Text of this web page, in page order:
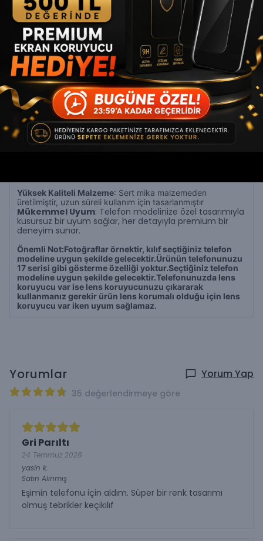
hızlı hale getirir.
Üstün Koruma: Telefonunuzu darbelere, çizilmelere ve
günlük aşınmalara karşı tam koruma sağlar, premium
kaliteyle güven verir.Lens koruyucusu ile kameranızı
koru.rTelefonunuzda lens koruyucu var ise lens
koruyucunuzu çıkararak kullanmanız gerekir ürün lens
korumalı olduğu için lens koruyucu var iken uyum
sağlamaz.
Ergonomik Tuş Kullanımı: Aksiyon tuşu kısmı açık
tasarımı ve hassas kesimleriyle rahat ve kolay erişim
sunar
Yüksek Kaliteli Malzeme: Sert mika malzemeden
üretilmiştir, uzun süreli kullanım için tasarlanmıştır
Mükemmel Uyum: Telefon modelinize özel tasarımıyla
kusursuz bir uyum sağlar, her detayıyla premium bir
deneyim sunar.
Önemli Not:Fotoğraflar örnektir, kılıf seçtiğiniz telefon
modeline uygun şekilde gelecektir.Ürünün telefonunuzu
17 serisi gibi gösterme özelliği yoktur.Seçtiğiniz telefon
modeline uygun şekilde gelecektir.Telefonunuzda lens
koruyucu var ise lens koruyucunuzu çıkararak
kullanmanız gerekir ürün lens korumalı olduğu için lens
koruyucu var iken uyum sağlamaz.
Yorumlar Yorum Yap
35 değerlendirmeye göre
Gri Parıltı
24 Temmuz 2026
yasin k.
Satın Alınmış
Eşimin telefonu için aldım. Süper bir renk tasarımı
olmuş tebrikler keçikılıf